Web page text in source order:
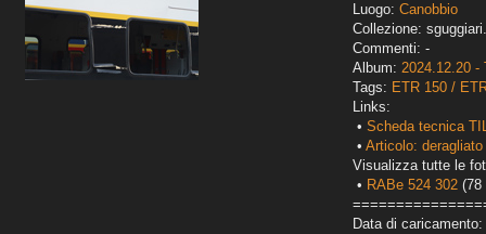
Luogo: Canobbio
Collezione:
Commenti: -
Album: 2024.12.20 -
Tags: ETR 150 /
Links:
• Scheda tecnica
• Articolo:
Visualizza tutte le
• RABe 524 302 (78
Data di